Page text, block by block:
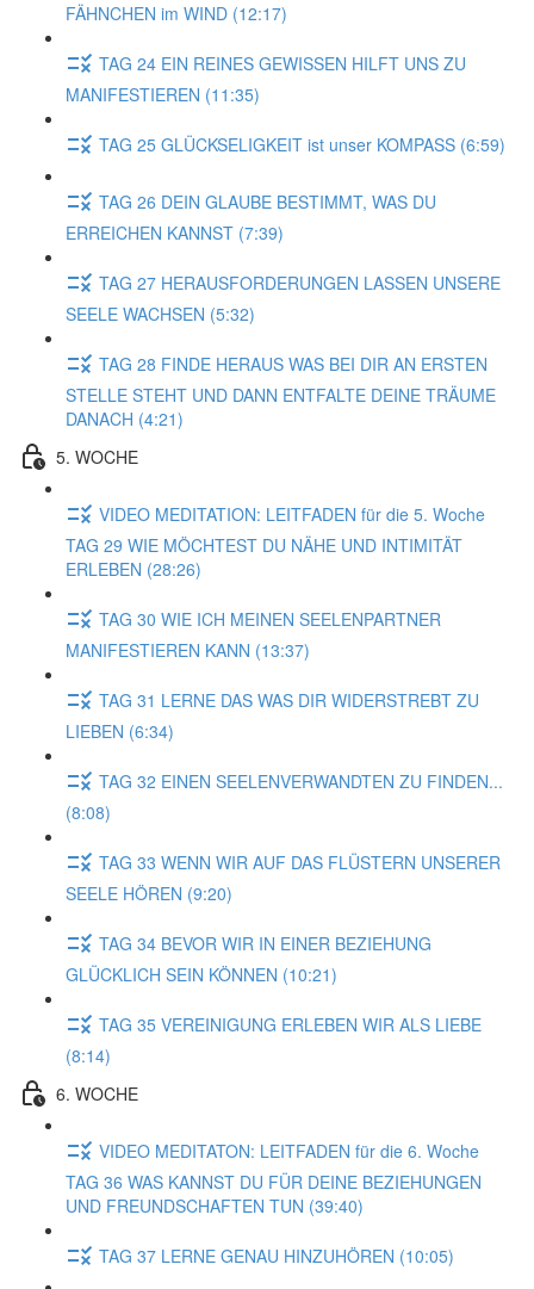
FÄHNCHEN im WIND (12:17)
TAG 24 EIN REINES GEWISSEN HILFT UNS ZU
MANIFESTIEREN (11:35)
TAG 25 GLÜCKSELIGKEIT ist unser KOMPASS (6:59)
TAG 26 DEIN GLAUBE BESTIMMT, WAS DU
ERREICHEN KANNST (7:39)
TAG 27 HERAUSFORDERUNGEN LASSEN UNSERE
SEELE WACHSEN (5:32)
TAG 28 FINDE HERAUS WAS BEI DIR AN ERSTEN
STELLE STEHT UND DANN ENTFALTE DEINE TRÄUME
DANACH (4:21)
5. WOCHE
VIDEO MEDITATION: LEITFADEN für die 5. Woche
TAG 29 WIE MÖCHTEST DU NÄHE UND INTIMITÄT
ERLEBEN (28:26)
TAG 30 WIE ICH MEINEN SEELENPARTNER
MANIFESTIEREN KANN (13:37)
TAG 31 LERNE DAS WAS DIR WIDERSTREBT ZU
LIEBEN (6:34)
TAG 32 EINEN SEELENVERWANDTEN ZU FINDEN...
(8:08)
TAG 33 WENN WIR AUF DAS FLÜSTERN UNSERER
SEELE HÖREN (9:20)
TAG 34 BEVOR WIR IN EINER BEZIEHUNG
GLÜCKLICH SEIN KÖNNEN (10:21)
TAG 35 VEREINIGUNG ERLEBEN WIR ALS LIEBE
(8:14)
6. WOCHE
VIDEO MEDITATON: LEITFADEN für die 6. Woche
TAG 36 WAS KANNST DU FÜR DEINE BEZIEHUNGEN
UND FREUNDSCHAFTEN TUN (39:40)
TAG 37 LERNE GENAU HINZUHÖREN (10:05)